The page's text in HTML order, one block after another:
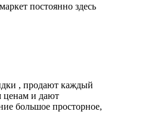
постоянно здесь
, продают каждый
ценам и дают
большое просторное,